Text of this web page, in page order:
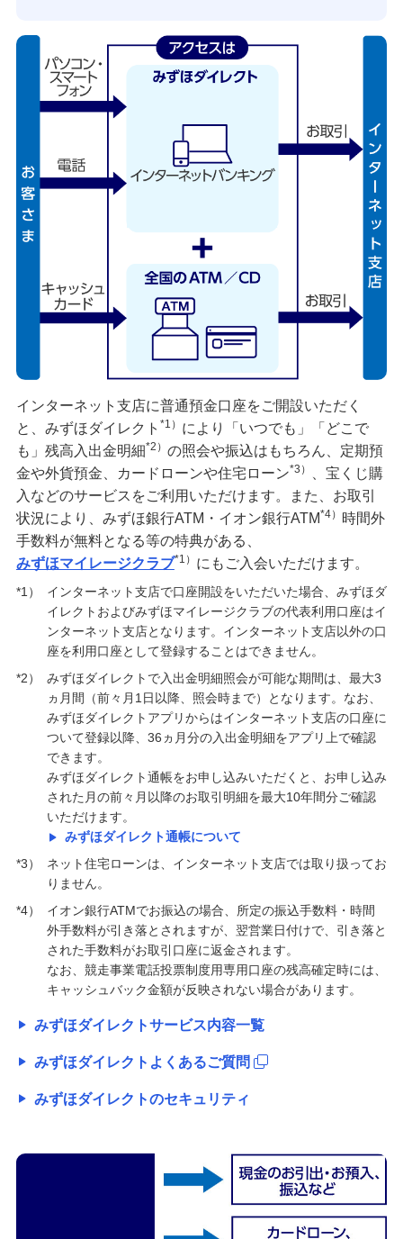
インターネット支店に普通預金口座をご開設いただく
と、みずほダイレクト *1） により「いつでも」「どこで
も」残高入出金明細*2） の照会や振込はもちろん、定期預
金や外貨預金、カードローンや住宅ローン*3）
、宝くじ購
入などのサービスをご利用いただけます。また、お取引
状況により、みずほ銀行ATM・イオン銀行ATM*4） 時間外
手数料が無料となる等の特典がある、
みずほマイレージクラブ*1） にもご入会いただけます。
*1）
インターネット支店で口座開設をいただいた場合、みずほダ
イレクトおよびみずほマイレージクラブの代表利用口座はイ
ンターネット支店となります。インターネット支店以外の口
座を利用口座として登録することはできません。
*2）
みずほダイレクトで入出金明細照会が可能な期間は、最大3
ヵ月間（前々月1日以降、照会時まで）となります。なお、
みずほダイレクトアプリからはインターネット支店の口座に
ついて登録以降、36ヵ月分の入出金明細をアプリ上で確認
できます。
みずほダイレクト通帳をお申し込みいただくと、お申し込み
された月の前々月以降のお取引明細を最大10年間分ご確認
いただけます。
みずほダイレクト通帳について
*3）
ネット住宅ローンは、インターネット支店では取り扱ってお
りません。
*4）
イオン銀行ATMでお振込の場合、所定の振込手数料・時間
外手数料が引き落とされますが、翌営業日付けで、引き落と
された手数料がお取引口座に返金されます。
なお、競走事業電話投票制度用専用口座の残高確定時には、
キャッシュバック金額が反映されない場合があります。
みずほダイレクトサービス内容一覧
みずほダイレクトよくあるご質問
みずほダイレクトのセキュリティ